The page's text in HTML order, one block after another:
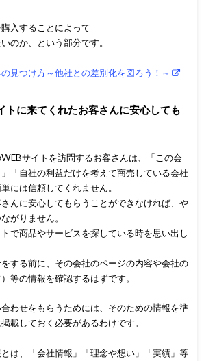
入することによって
のか、という部分です。
見つけ方～他社との差別化を図ろう！～
トに来てくれたお客さんに安心しても
サイトを訪問するお客さんは、「この会
「自社の利益だけを考えて商売している会社
には信頼してくれません。
んに安心してもらうことができなければ、や
がりません。
で商品やサービスを探している時を思い出し
する前に、その会社のページの内容や会社の
等の情報を確認するはずです。
わせをもらうためには、そのための情報を準
載しておく必要があるわけです。
は、「会社情報」「理念や想い」「実績」等